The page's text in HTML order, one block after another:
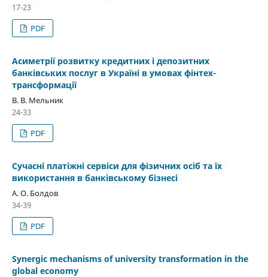
17-23
PDF
Асиметрії розвитку кредитних і депозитних
банківських послуг в Україні в умовах фінтех-
трансформації
В. В. Мельник
24-33
PDF
Сучасні платіжні сервіси для фізичних осіб та їх
використання в банківському бізнесі
А. О. Болдов
34-39
PDF
Synergic mechanisms of university transformation in the
global economy